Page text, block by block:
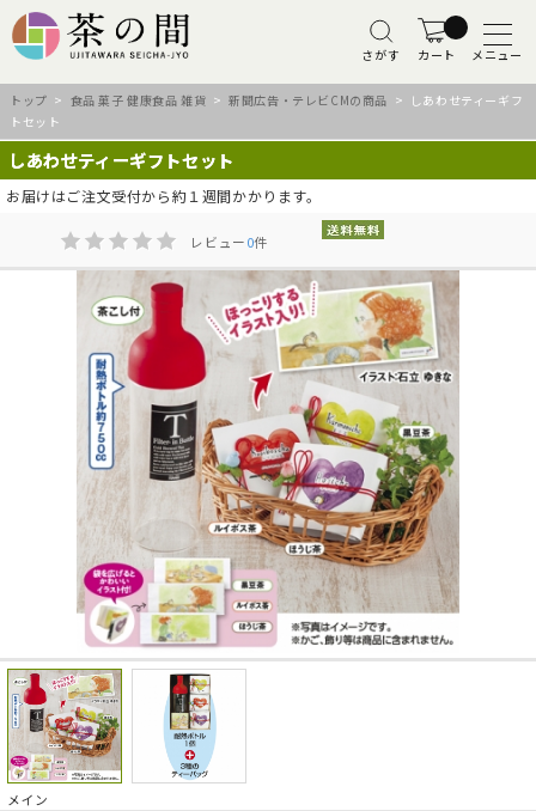
さがす カート メニュー
トップ > 食品 菓子 健康食品 雑貨 >新聞広告・テレビCMの商品 > しあわせティーギフ
トセット
しあわせティーギフトセット
お届けはご注文受付から約１週間かかります。
レビュー0件
メイン